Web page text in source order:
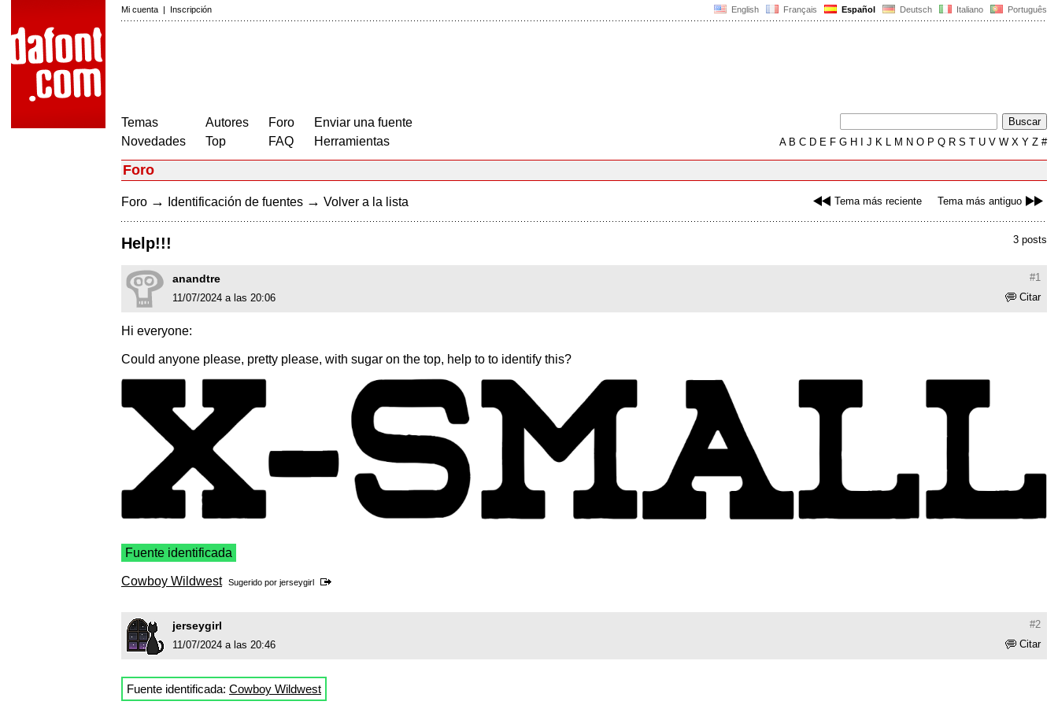
English Français Español Deutsch Italiano Português
Mi cuenta | Inscripción
Temas
Novedades
Autores
Top
Foro
FAQ
Enviar una fuente
Herramientas
AB C D E F G H J K L M N O P Q R S T U V W X Y Z #
Foro
Tema más reciente Tema más antiguo
Foro → Identificación de fuentes → Volver a la lista
3 posts
Help!!!
#1
anandtre
Citar
11/07/2024 a las 20:06
Hi everyone:
Could anyone please, pretty please, with sugar on the top, help to to identify this?
Fuente identificada
Cowboy Wildwest Sugerido por jerseygirl
#2
jerseygirl
Citar
11/07/2024 a las 20:46
Fuente identificada: Cowboy Wildwest